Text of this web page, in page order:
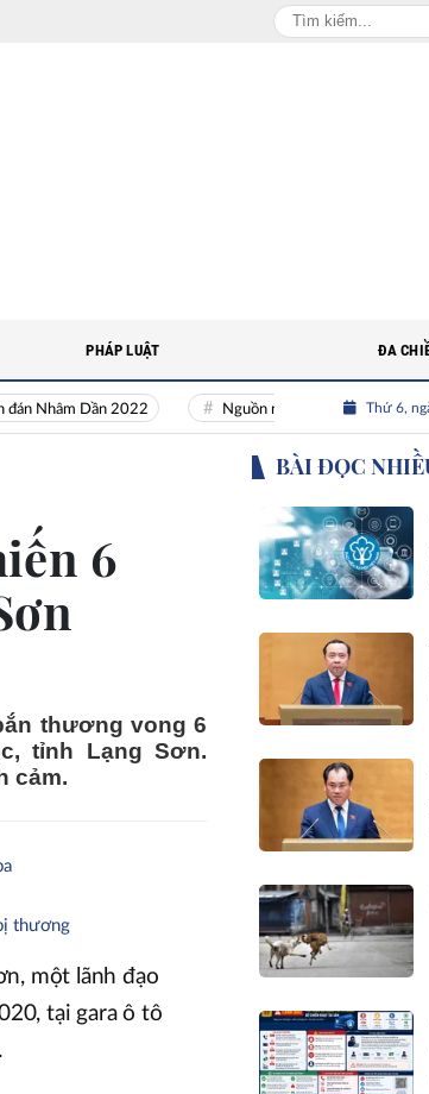
Dần 2022 Nguồn nhân lực Việt Nhân
Thứ 6,
PHÁP LUẬT ĐA
6
thương vong 6
tỉnh Lạng Sơn.
cảm.
thương
một lãnh đạo
tại gara ô tô
BÀI ĐỌC